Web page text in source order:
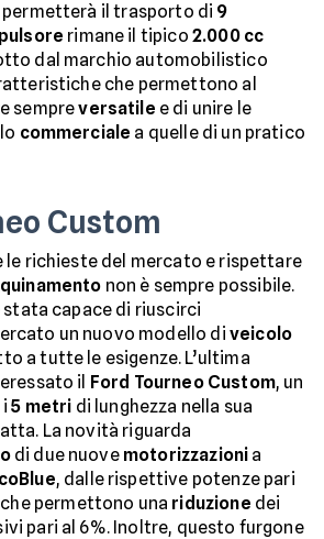
il trasporto di 9
rimane il tipico 2.000 cc
dal marchio automobilistico
che permettono al
sempreversatile e di unire le
commerciale a quelle di un pratico
Custom
le richieste del mercato e rispettare
non è sempre possibile.
stata capace di riuscirci
un nuovo modello di veicolo
a tutte le esigenze. L’ultima
il Ford Tourneo Custom, un
i5 metri di lunghezza nella sua
La novità riguarda
di due nuove motorizzazioni a
, dalle rispettive potenze pari
che permettono una riduzione dei
pari al 6%. Inoltre, questo furgone